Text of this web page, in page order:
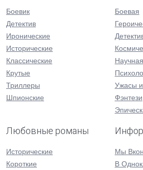
Боевик
Детектив
Иронические
Исторические
Классические
Крутые
Триллеры
Шпионские
Боевая
Научная
Ужасы
Фэнтези
Любовные романы
Исторические
Короткие
Мы
В